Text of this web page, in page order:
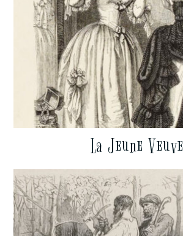
La Jeune Veuve